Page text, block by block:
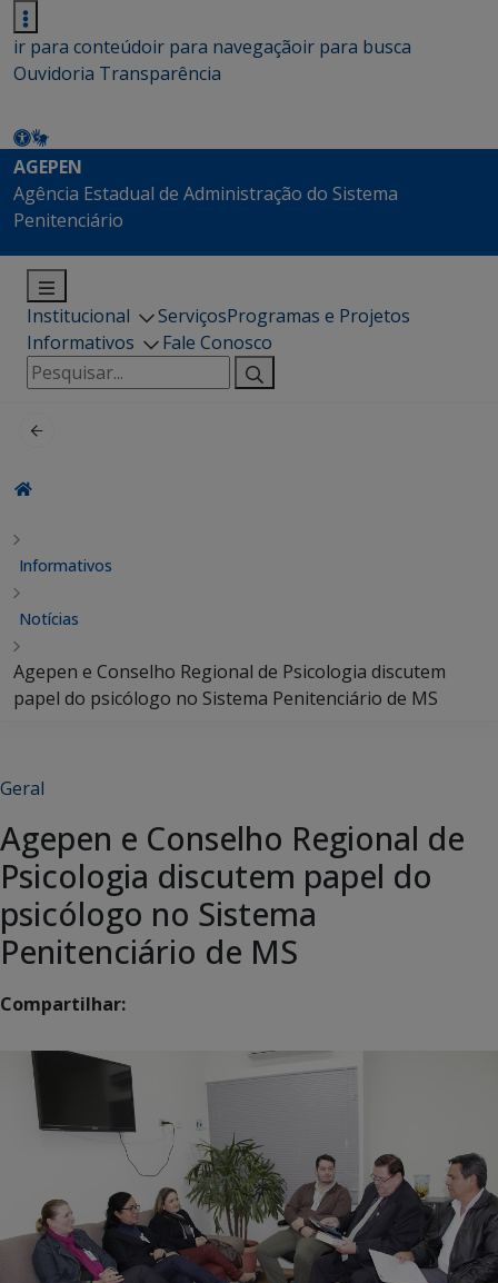
ir para conteúdoir para navegaçãoir para busca
Ouvidoria Transparência
AGEPEN
Agência Estadual de Administração do Sistema
Penitenciário
Institucional ServiçosProgramas e Projetos
Informativos
Fale Conosco
Pesquisar
por:
Informativos
Notícias
Agepen e Conselho Regional de Psicologia discutem
papel do psicólogo no Sistema Penitenciário de MS
Geral
Agepen e Conselho Regional de
Psicologia discutem papel do
psicólogo no Sistema
Penitenciário de MS
Compartilhar: